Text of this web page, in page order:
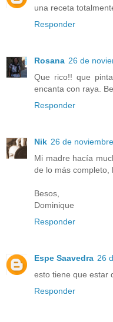
una receta
Responder
Rosana 26 de
Que rico!! que
encanta con raya.
Responder
Nik 26 de
Mi madre hacía
de lo más completo,
Besos,
Dominique
Responder
Espe Saavedra 26
esto tiene que estar
Responder